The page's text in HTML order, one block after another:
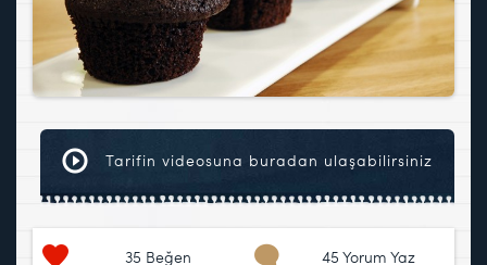
Tarifin videosuna buradan ulaşabilirsiniz
35 Beğen 45 Yorum Yaz